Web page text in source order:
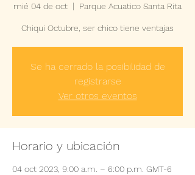
mié 04 de oct
  |
Parque Acuatico Santa Rita
Chiqui Octubre, ser chico tiene ventajas
Se ha cerrado la posibilidad de
registrarse
Ver otros eventos
Horario y ubicación
04 oct 2023, 9:00 a.m. – 6:00 p.m. GMT-6